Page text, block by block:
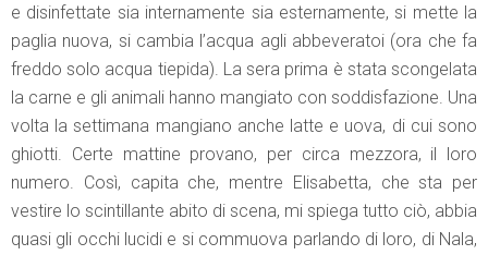
e disinfettate sia internamente sia esternamente, si mette la
paglia nuova, si cambia l’acqua agli abbeveratoi (ora che fa
freddo solo acqua tiepida). La sera prima è stata scongelata
la carne e gli animali hanno mangiato con soddisfazione. Una
volta la settimana mangiano anche latte e uova, di cui sono
ghiotti. Certe mattine provano, per circa mezzora, il loro
numero. Così, capita che, mentre Elisabetta, che sta per
vestire lo scintillante abito di scena, mi spiega tutto ciò, abbia
quasi gli occhi lucidi e si commuova parlando di loro, di Nala,